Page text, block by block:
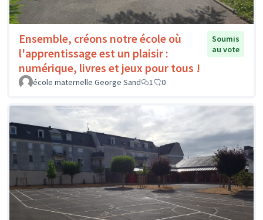
Ensemble, créons notre école où
l'apprentissage est un plaisir :
numérique, livres et jeux pour tous !
Soumis
au vote
école maternelle George Sand 1 0